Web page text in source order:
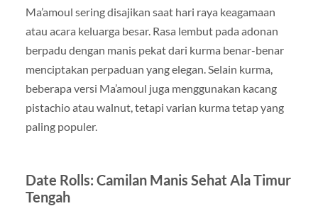
Ma’amoul sering disajikan saat hari raya keagamaan
atau acara keluarga besar. Rasa lembut pada adonan
berpadu dengan manis pekat dari kurma benar-benar
menciptakan perpaduan yang elegan. Selain kurma,
beberapa versi Ma’amoul juga menggunakan kacang
pistachio atau walnut, tetapi varian kurma tetap yang
paling populer.
Date Rolls: Camilan Manis Sehat Ala Timur
Tengah